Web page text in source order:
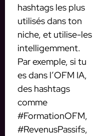
hashtags les plus
utilisés dans ton
niche, et utilise-les
intelligemment.
Par exemple, si tu
es dans l’OFM IA,
des hashtags
comme
#FormationOFM,
#RevenusPassifs,